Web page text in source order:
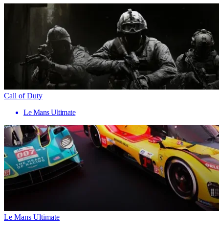
Call of Duty
Le Mans Ultimate
Le Mans Ultimate